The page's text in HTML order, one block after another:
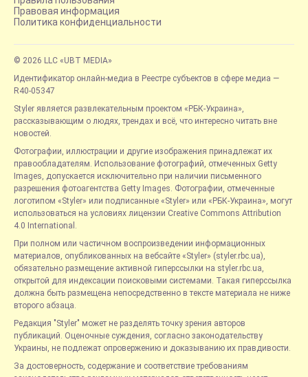
Правовая информация
Политика конфиденциальности
© 2026 LLC «UBT MEDIA»
Идентификатор онлайн-медиа в Реестре субъектов в сфере медиа —
R40-05347
Styler является развлекательным проектом «РБК-Украина»,
рассказывающим о людях, трендах и всё, что интересно читать вне
новостей.
Фотографии, иллюстрации и другие изображения принадлежат их
правообладателям. Использование фотографий, отмеченных Getty
Images, допускается исключительно при наличии письменного
разрешения фотоагентства Getty Images. Фотографии, отмеченные
логотипом «Styler» или подписанные «Styler» или «РБК-Украина», могут
использоваться на условиях лицензии Creative Commons Attribution
4.0 International.
При полном или частичном воспроизведении информационных
материалов, опубликованных на вебсайте «Styler» (styler.rbc.ua),
обязательно размещение активной гиперссылки на styler.rbc.ua,
открытой для индексации поисковыми системами. Такая гиперссылка
должна быть размещена непосредственно в тексте материала не ниже
второго абзаца.
Редакция "Styler" может не разделять точку зрения авторов
публикаций. Оценочные суждения, согласно законодательству
Украины, не подлежат опровержению и доказыванию их правдивости.
За достоверность, содержание и соответствие требованиям